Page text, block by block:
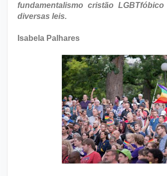
fundamentalismo cristão
diversas leis.
Isabela Palhares